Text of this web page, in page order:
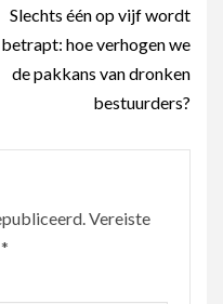
Slechts één op vijf wordt
betrapt: hoe verhogen we
de pakkans van dronken
bestuurders?
Vereiste
*